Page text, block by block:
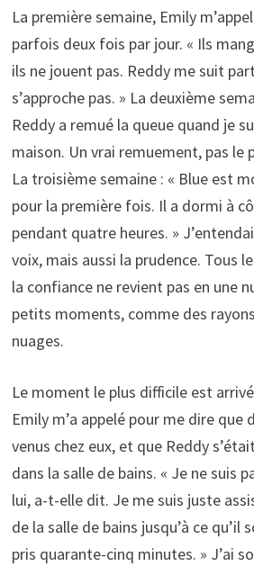
La première semaine, Emily
parfois deux fois par jour. « Ils
ils ne jouent pas. Reddy me suit
s’approche pas. » La deuxième
Reddy a remué la queue quand je
maison. Un vrai remuement, pas le
La troisième semaine : « Blue est
pour la première fois. Il a dormi à
pendant quatre heures. »
voix, mais aussi la prudence. Tous
la confiance ne revient pas en une
petits moments, comme des
nuages.
Le moment le plus difficile est
Emily m’a appelé pour me dire que
venus chez eux, et que Reddy
dans la salle de bains. « Je ne suis
lui, a-t-elle dit. Je me suis juste
de la salle de bains jusqu’à ce qu’il
pris quarante-cinq minutes. » J’ai